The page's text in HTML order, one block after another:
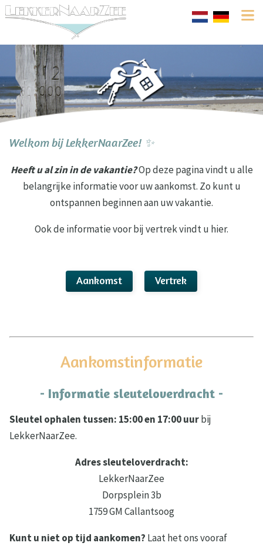
Welkom bij LekkerNaarZee! ✨
Heeft u al zin in de vakantie?Op deze pagina vindt u alle
belangrijke informatie voor uw aankomst. Zo kunt u
ontspannen beginnen aan uw vakantie.
Ook de informatie voor bij vertrek vindt u hier.
Aankomst Vertrek
Aankomstinformatie
- Informatie sleuteloverdracht -
Sleutel ophalen tussen: 15:00 en 17:00 uurbij
LekkerNaarZee.
Adres sleuteloverdracht:
LekkerNaarZee
Dorpsplein 3b
1759 GM Callantsoog
Kunt u niet op tijd aankomen? Laat het ons vooraf